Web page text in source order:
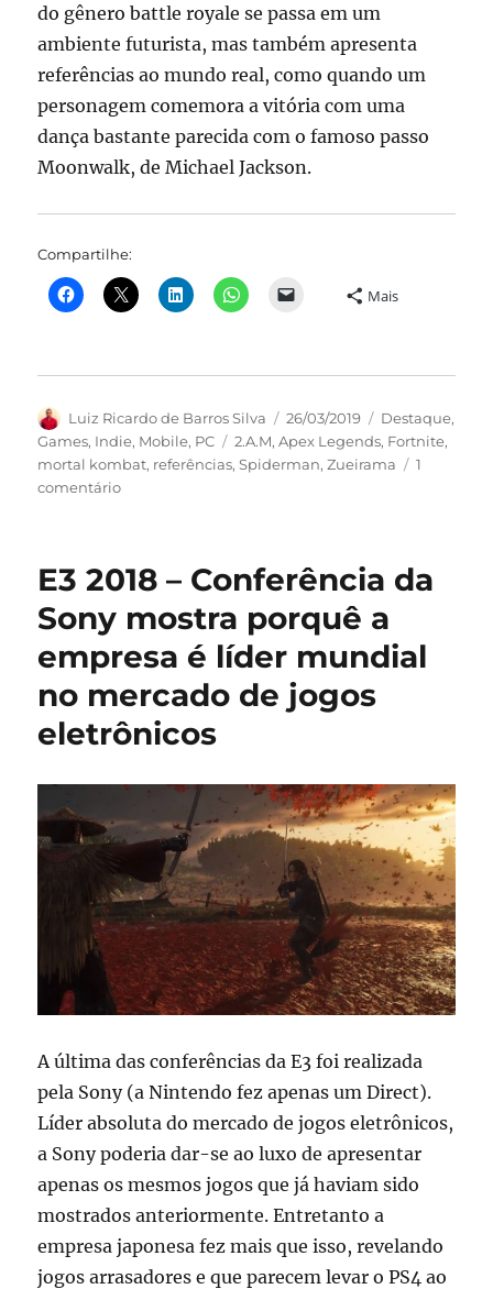
do gênero battle royale se passa em um
ambiente futurista, mas também apresenta
referências ao mundo real, como quando um
personagem comemora a vitória com uma
dança bastante parecida com o famoso passo
Moonwalk, de Michael Jackson.
Compartilhe:
Mais
Autor
Luiz Ricardo de Barros Silva
Publicado
em
26/03/2019 Categorias
Destaque,
Games, Indie, Mobile, PC Tags
2.A.M,Apex Legends, Fortnite,
mortal kombat, referências,Spiderman,Zueirama
1
comentárioem
que
referências
do
mundo
real
o
E3 2018 – Conferência da
Sony mostra porquê a
empresa é líder mundial
no mercado de jogos
eletrônicos
A última das conferências da E3 foi realizada
pela Sony (a Nintendo fez apenas um Direct).
Líder absoluta do mercado de jogos eletrônicos,
a Sony poderia dar-se ao luxo de apresentar
apenas os mesmos jogos que já haviam sido
mostrados anteriormente. Entretanto a
empresa japonesa fez mais que isso, revelando
jogos arrasadores e que parecem levar o PS4 ao